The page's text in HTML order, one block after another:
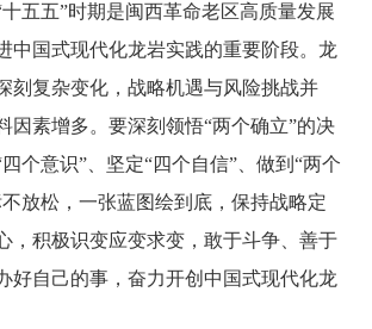
五”时期是闽西革命老区高质量发展
中国式现代化龙岩实践的重要阶段。龙
刻复杂变化，战略机遇与风险挑战并
因素增多。要深刻领悟“两个确立”的决
个意识”、坚定“四个自信”、做到“两个
放松，一张蓝图绘到底，保持战略定
，积极识变应变求变，敢于斗争、善于
好自己的事，奋力开创中国式现代化龙